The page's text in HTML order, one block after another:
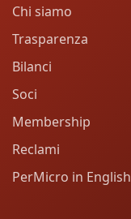
Chi siamo
Trasparenza
Bilanci
Soci
Membership
Reclami
PerMicro in English